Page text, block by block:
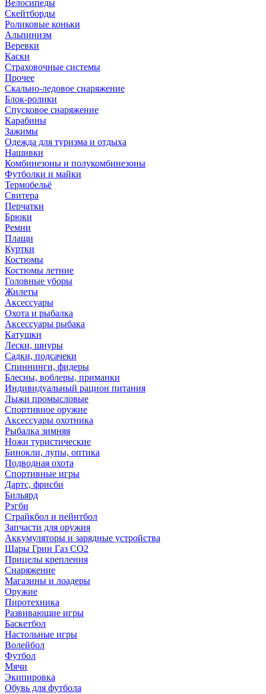
Велосипеды
Скейтборды
Роликовые коньки
Альпинизм
Веревки
Каски
Страховочные системы
Прочее
Скально-ледовое снаряжение
Блок-ролики
Спусковое снаряжение
Карабины
Зажимы
Одежда для туризма и отдыха
Нашивки
Комбинезоны и полукомбинезоны
Футболки и майки
Термобельё
Свитера
Перчатки
Брюки
Ремни
Плащи
Куртки
Костюмы
Костюмы летние
Головные уборы
Жилеты
Аксессуары
Охота и рыбалка
Аксессуары рыбака
Катушки
Лески, шнуры
Садки, подсачеки
Спиннинги, фидеры
Блесны, воблеры, приманки
Индивидуальный рацион питания
Лыжи промысловые
Спортивное оружие
Аксессуары охотника
Рыбалка зимняя
Ножи туристические
Бинокли, лупы, оптика
Подводная охота
Спортивные игры
Дартс, фрисби
Бильярд
Рэгби
Страйкбол и пейнтбол
Запчасти для оружия
Аккумуляторы и зарядные устройства
Шары Грин Газ СО2
Прицелы крепления
Снаряжение
Магазины и лоадеры
Оружие
Пиротехника
Развивающие игры
Баскетбол
Настольные игры
Волейбол
Футбол
Мячи
Экипировка
Обувь для футбола